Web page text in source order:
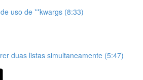
uso de **kwargs (8:33)
duas listas simultaneamente (5:47)